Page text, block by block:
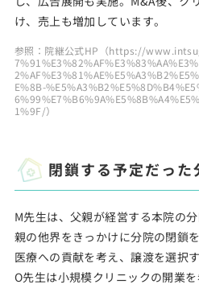
け、売上も増加しています。
参照：院継公式HP（https://
E%8B-
1%9F/）
閉鎖する予定だった
M先生は、父親が経営する本院の
親の他界をきっかけに分院の閉鎖
医療への貢献を考え、譲渡を選択
O先生は小規模クリニックの開業を